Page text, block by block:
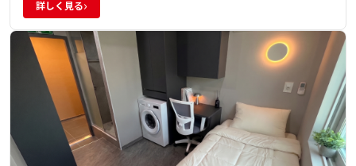
詳しく見る›